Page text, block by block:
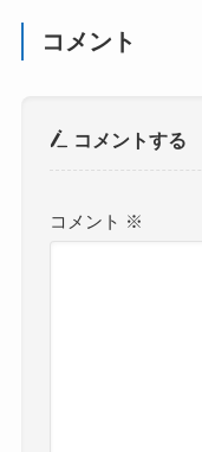
コメント
コメントする
コメント ※